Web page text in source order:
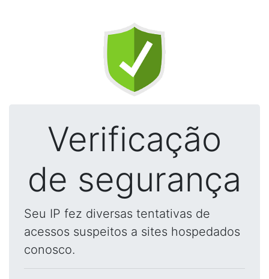
Verificação
de segurança
Seu IP fez diversas tentativas de
acessos suspeitos a sites hospedados
conosco.